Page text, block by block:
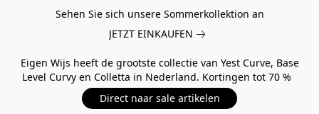
Sehen Sie sich unsere Sommerkollektion an
JETZT EINKAUFEN
Eigen Wijs heeft de grootste collectie van Yest Curve, Base
Level Curvy en Colletta in Nederland. Kortingen tot 70 %
Direct naar sale artikelen